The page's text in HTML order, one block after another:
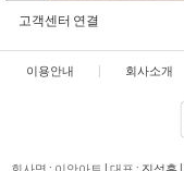
고객센터 연결
이용안내 | 회사소개